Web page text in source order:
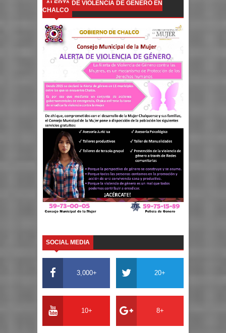
ALERTA DE VIOLENCIA DE GÉNERO EN
CHALCO
SOCIAL MEDIA
3,000+ 20+
10+ 8+